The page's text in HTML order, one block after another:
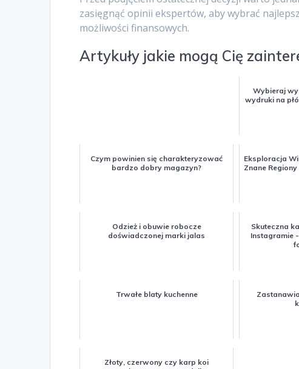
zasięgnąć opinii ekspertów, aby wybrać
możliwości finansowych.
Artykuły jakie mogą Cię
Wybieraj
wydruki na
Czym powinien się charakteryzować
bardzo dobry magazyn?
Eksploracja
Znane
Odzież i obuwie robocze
doświadczonej marki jalas
Skuteczna
Instagramie
Trwałe blaty kuchenne
Złoty, czerwony czy karp koi